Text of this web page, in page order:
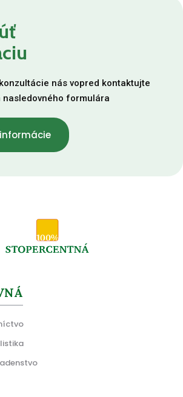
nás vopred kontaktujte
formulára